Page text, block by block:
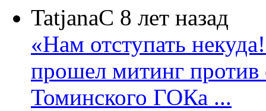
TatjanaC 8 лет назад
«Нам отступать
прошел митинг против
Томинского ГОКа ...